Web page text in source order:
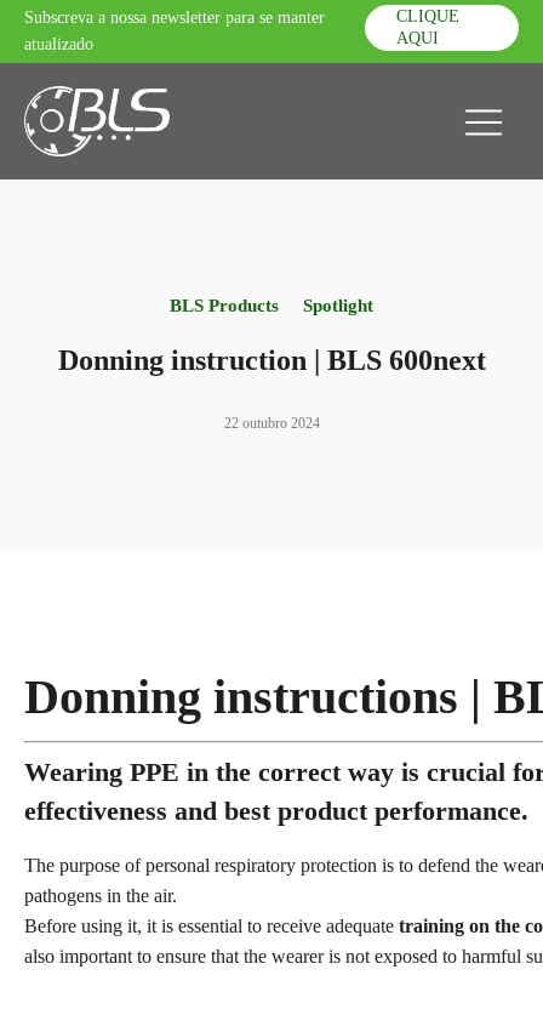
Subscreva a nossa newsletter para se manter
atualizado
CLIQUE
AQUI
BLS Products Spotlight
Donning instruction | BLS 600next
22 outubro 2024
Donning instructions |
Wearing PPE in the correct way is crucial
effectiveness and best product performance.
The purpose of personal respiratory protection is to defend the
pathogens in the air.
Before using it, it is essential to receive adequate training on the
also important to ensure that the wearer is not exposed to harmful